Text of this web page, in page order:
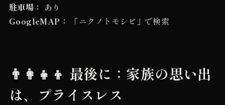
駐車場： あり
GoogleMAP：
「ニクノトモシビ」で検索
👨‍👩‍👧‍👦 最後に：家族の思い出
は、プライスレス